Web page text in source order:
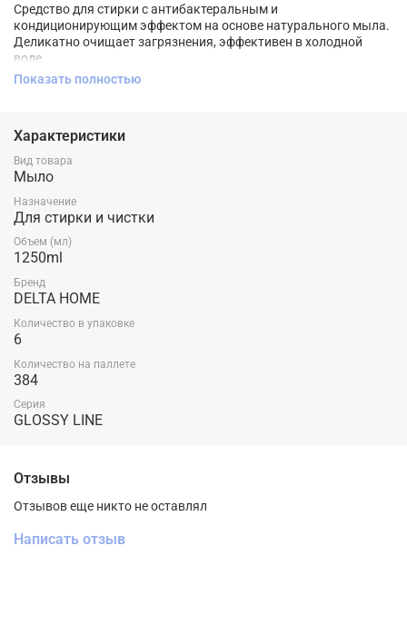
Средство для стирки с антибактеральным и
кондиционирующим эффектом на основе натурального мыла.
Деликатно очищает загрязнения, эффективен в холодной
воде.
Показать полностью
Характеристики
Вид товара
Мыло
Назначение
Для стирки и чистки
Объем (мл)
1250ml
Бренд
DELTA HOME
Количество в упаковке
6
Количество на паллете
384
Серия
GLOSSY LINE
Отзывы
Отзывов еще никто не оставлял
Написать отзыв